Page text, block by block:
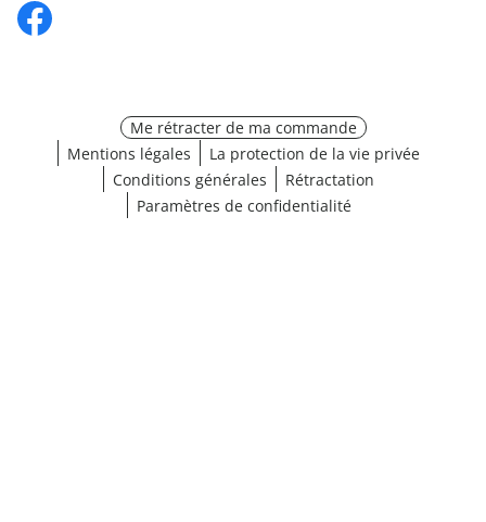
Me rétracter de ma commande
Mentions légales
La protection de la vie privée
Conditions générales
Rétractation
Paramètres de confidentialité